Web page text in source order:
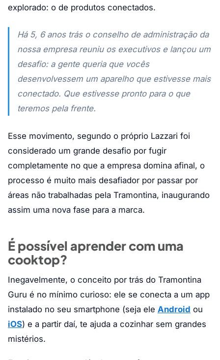
explorado: o de produtos conectados.
Há 5, 6 anos trás o conselho de administração da
nossa empresa reuniu os executivos e lançou um
desafio: a gente queria que vocês
desenvolvessem um aparelho que estivesse mais
conectado. Que estivesse pronto para o que
teremos pela frente.
Esse movimento, segundo o próprio Lazzari foi
considerado um grande desafio por fugir
completamente no que a empresa domina afinal, o
processo é muito mais desafiador por passar por
áreas não trabalhadas pela Tramontina, inaugurando
assim uma nova fase para a marca.
É possível aprender com uma
cooktop?
Inegavelmente, o conceito por trás do Tramontina
Guru é no mínimo curioso: ele se conecta a um app
instalado no seu smartphone (seja ele Android ou
iOS) e a partir daí, te ajuda a cozinhar sem grandes
mistérios.